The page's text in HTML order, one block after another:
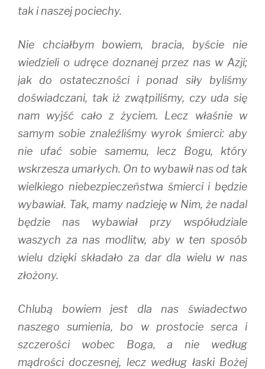
tak i naszej pociechy.
Nie chciałbym bowiem, bracia, byście nie
wiedzieli o udręce doznanej przez nas w Azji;
jak do ostateczności i ponad siły byliśmy
doświadczani, tak iż zwątpiliśmy, czy uda się
nam wyjść cało z życiem. Lecz właśnie w
samym sobie znaleźliśmy wyrok śmierci: aby
nie ufać sobie samemu, lecz Bogu, który
wskrzesza umarłych. On to wybawił nas od tak
wielkiego niebezpieczeństwa śmierci i będzie
wybawiał. Tak, mamy nadzieję w Nim, że nadal
będzie nas wybawiał przy współudziale
waszych za nas modlitw, aby w ten sposób
wielu dzięki składało za dar dla wielu w nas
złożony.
Chlubą bowiem jest dla nas świadectwo
naszego sumienia, bo w prostocie serca i
szczerości wobec Boga, a nie według
mądrości doczesnej, lecz według łaski Bożej